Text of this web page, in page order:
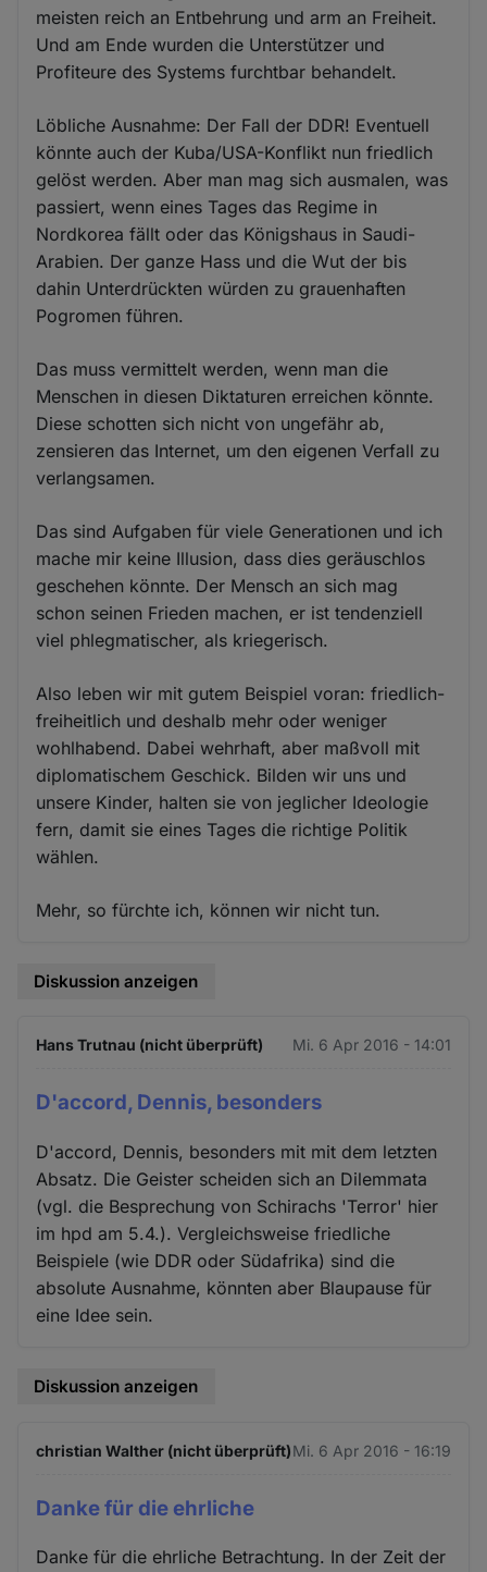
meisten reich an Entbehrung und arm an Freiheit.
Und am Ende wurden die Unterstützer und
Profiteure des Systems furchtbar behandelt.
Löbliche Ausnahme: Der Fall der DDR! Eventuell
könnte auch der Kuba/USA-Konflikt nun friedlich
gelöst werden. Aber man mag sich ausmalen, was
passiert, wenn eines Tages das Regime in
Nordkorea fällt oder das Königshaus in Saudi-
Arabien. Der ganze Hass und die Wut der bis
dahin Unterdrückten würden zu grauenhaften
Pogromen führen.
Das muss vermittelt werden, wenn man die
Menschen in diesen Diktaturen erreichen könnte.
Diese schotten sich nicht von ungefähr ab,
zensieren das Internet, um den eigenen Verfall zu
verlangsamen.
Das sind Aufgaben für viele Generationen und ich
mache mir keine Illusion, dass dies geräuschlos
geschehen könnte. Der Mensch an sich mag
schon seinen Frieden machen, er ist tendenziell
viel phlegmatischer, als kriegerisch.
Also leben wir mit gutem Beispiel voran: friedlich-
freiheitlich und deshalb mehr oder weniger
wohlhabend. Dabei wehrhaft, aber maßvoll mit
diplomatischem Geschick. Bilden wir uns und
unsere Kinder, halten sie von jeglicher Ideologie
fern, damit sie eines Tages die richtige Politik
wählen.
Mehr, so fürchte ich, können wir nicht tun.
Diskussion anzeigen
Hans Trutnau (nicht überprüft) Mi. 6 Apr 2016 - 14:01
D'accord, Dennis, besonders
D'accord, Dennis, besonders mit mit dem letzten
Absatz. Die Geister scheiden sich an Dilemmata
(vgl. die Besprechung von Schirachs 'Terror' hier
im hpd am 5.4.). Vergleichsweise friedliche
Beispiele (wie DDR oder Südafrika) sind die
absolute Ausnahme, könnten aber Blaupause für
eine Idee sein.
Diskussion anzeigen
christian Walther (nicht überprüft)Mi. 6 Apr 2016 - 16:19
Danke für die ehrliche
Danke für die ehrliche Betrachtung. In der Zeit der